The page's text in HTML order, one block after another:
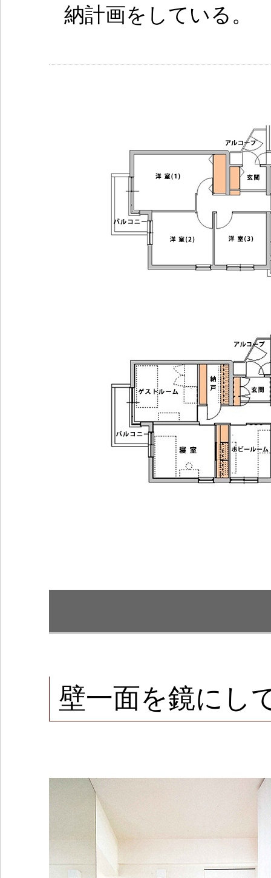
納計画をしている。
壁一面を鏡にし